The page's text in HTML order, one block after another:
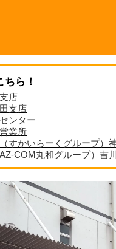
ら！
店
支店
ンター
業所
すかいらーくグループ）
COM丸和グループ）吉